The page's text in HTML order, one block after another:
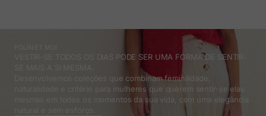
VESTIR-SE TODOS OS DIAS PODE SER UMA FORMA DE SENTIR-
SE MAIS A SI MESMA.
Desenvolvemos coleções que combinam feminilidade,
naturalidade e critério para mulheres que querem sentir-se elas
mesmas em todos os momentos da sua vida, com uma elegância
natural e sem esforço.